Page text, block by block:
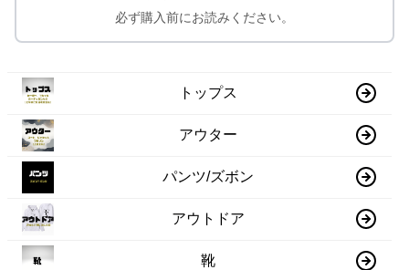
必ず購入前にお読みください。
トップス
アウター
パンツ/ズボン
アウトドア
靴